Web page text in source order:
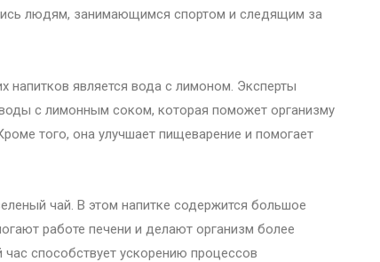
людям, занимающимся спортом и следящим за
является вода с лимоном. Эксперты
с лимонным соком, которая поможет организму
того, она улучшает пищеварение и помогает
чай. В этом напитке содержится большое
работе печени и делают организм более
способствует ускорению процессов